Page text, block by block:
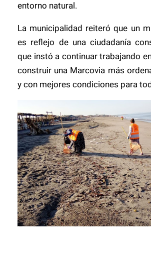
entorno natural.
La municipalidad reiteró que un
es reflejo de una ciudadanía
que instó a continuar trabajando
construir una Marcovia más
y con mejores condiciones para